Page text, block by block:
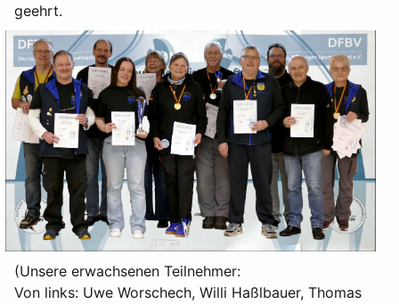
geehrt.
(Unsere erwachsenen Teilnehmer:
Von links: Uwe Worschech, Willi Haßlbauer, Thomas